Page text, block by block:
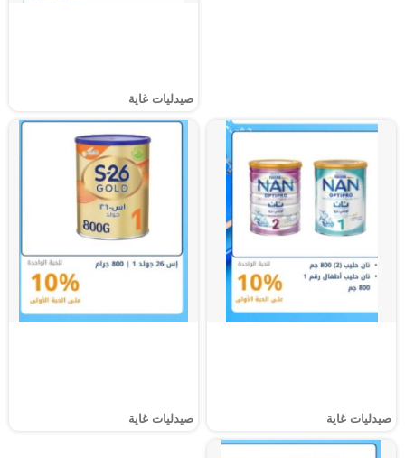
صيدليات غاية
صيدليات غاية صيدليات غاية